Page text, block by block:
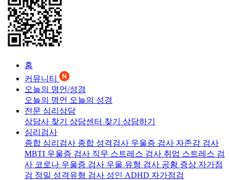
홈
커뮤니티
오늘의 명언/성경
오늘의 명언 오늘의 성경
전문 심리상담
상담사 찾기 상담센터 찾기 상담하기
심리검사
종합 심리검사 종합 성격검사 우울증 검사 자존감 검사
MBTI 우울증 검사 직무 스트레스 검사 취업 스트레스 검
사 코로나 우울증 검사 우울 유형 검사 공황 증상 자가점
검 정밀 성격유형 검사 성인 ADHD 자가점검